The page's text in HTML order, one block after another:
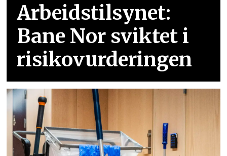
Arbeidstilsynet:
Bane Nor sviktet i
risikovurderingen